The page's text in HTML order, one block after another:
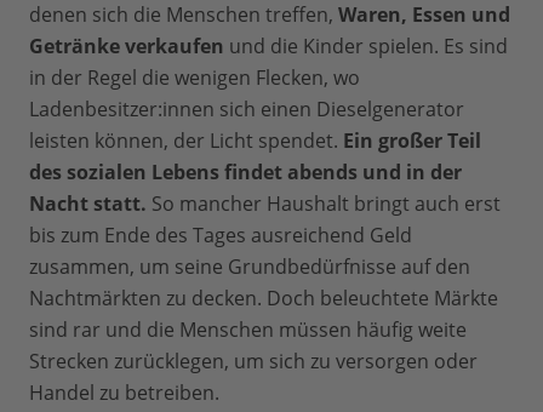
denen sich die Menschen treffen, Waren, Essen und
Getränke verkaufen und die Kinder spielen. Es sind
in der Regel die wenigen Flecken, wo
Ladenbesitzer:innen sich einen Dieselgenerator
leisten können, der Licht spendet. Ein großer Teil
des sozialen Lebens findet abends und in der
Nacht statt. So mancher Haushalt bringt auch erst
bis zum Ende des Tages ausreichend Geld
zusammen, um seine Grundbedürfnisse auf den
Nachtmärkten zu decken. Doch beleuchtete Märkte
sind rar und die Menschen müssen häufig weite
Strecken zurücklegen, um sich zu versorgen oder
Handel zu betreiben.